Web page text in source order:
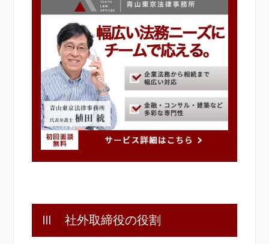
Ⅲ 社外取締役の役割